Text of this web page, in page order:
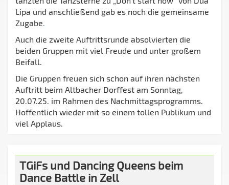
Lipa und anschließend gab es noch die gemeinsame
Zugabe.
Auch die zweite Auftrittsrunde absolvierten die
beiden Gruppen mit viel Freude und unter großem
Beifall.
Die Gruppen freuen sich schon auf ihren nächsten
Auftritt beim Altbacher Dorffest am Sonntag,
20.07.25. im Rahmen des Nachmittagsprogramms.
Hoffentlich wieder mit so einem tollen Publikum und
viel Applaus.
TGiFs und Dancing Queens beim
Dance Battle in Zell